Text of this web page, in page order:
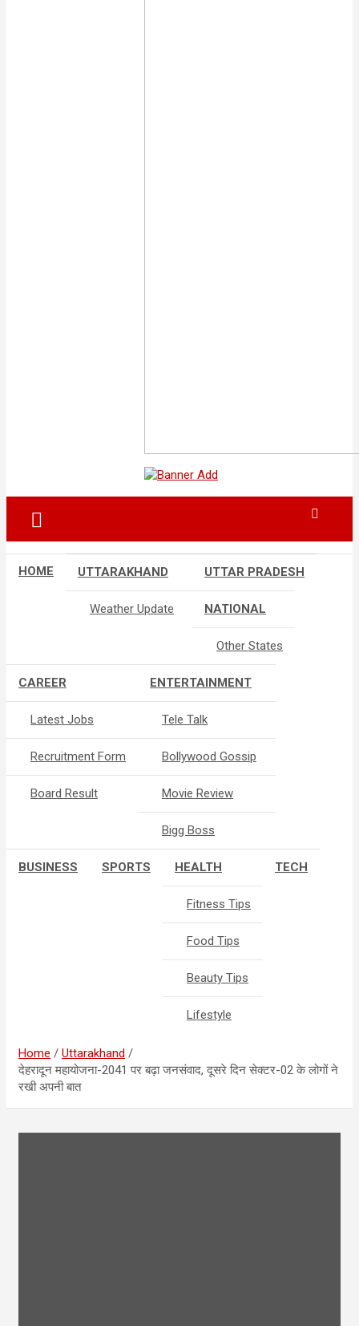
HOME UTTARAKHAND
Weather Update
UTTAR PRADESH
NATIONAL
Other States
CAREER
Latest Jobs
Recruitment Form
Board Result
ENTERTAINMENT
Tele Talk
Bollywood Gossip
Movie Review
Bigg Boss
BUSINESS SPORTS HEALTH
Fitness Tips
Food Tips
Beauty Tips
Lifestyle
TECH
Home
Uttarakhand
देहरादून महायोजना-2041 पर बढ़ा जनसंवाद, दूसरे दिन सेक्टर-02 के लोगों ने
रखी अपनी बात